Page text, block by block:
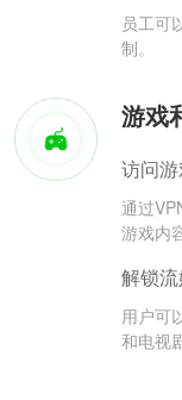
员工可
制。
游戏
访问
通过
游戏内
解锁
用户可
和电视